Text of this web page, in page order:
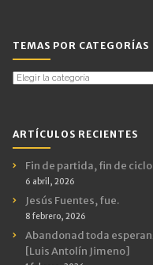
TEMAS POR CATEGORÍAS
Temas
ARTÍCULOS RECIENTES
Fin de partida, fin de
6 abril, 2026
Jesús Fuentes, fue.
8 febrero, 2026
Abandonad toda
[Luis Antolín Jimeno]